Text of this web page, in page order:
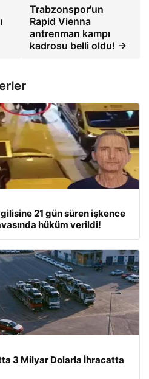
Trabzonspor'un
Rapid Vienna
antrenman kampı
kadrosu belli oldu! →
21 gün süren işkence
hüküm verildi!
3 Milyar Dolarla İhracatta